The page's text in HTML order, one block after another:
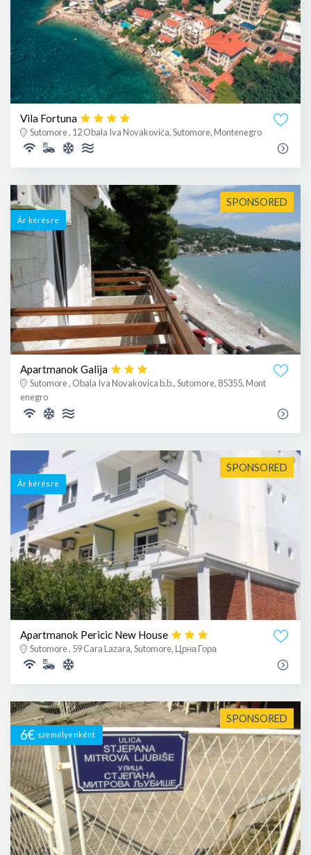
Vila Fortuna
Sutomore , 12 Obala Iva Novakovića, Sutomore, Montenegro
SPONSORED
Ár kérésre
Apartmanok Galija
Sutomore , Obala Iva Novakovica b.b., Sutomore, 85355, Mont
enegro
SPONSORED
Ár kérésre
Apartmanok Pericic New House
Sutomore , 59 Cara Lazara, Sutomore, Црна Гора
SPONSORED
6€ személyenként